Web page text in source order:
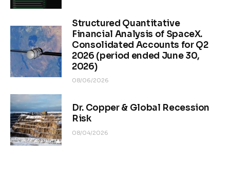
Structured Quantitative
Financial Analysis of SpaceX.
Consolidated Accounts for Q2
2026 (period ended June 30,
2026)
08/06/2026
Dr. Copper & Global Recession
Risk
08/04/2026